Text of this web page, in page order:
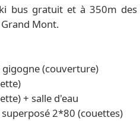
bus gratuit et à 350m des
Mont.
gigogne (couverture)
+ salle d'eau
2*80 (couettes)